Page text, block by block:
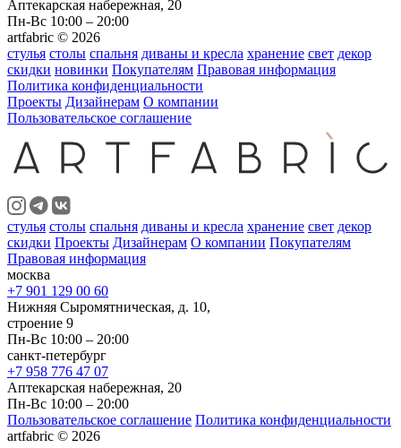
Аптекарская набережная, 20
Пн-Вс 10:00 – 20:00
artfabric © 2026
стулья столы спальня диваны и кресла хранение свет декор
скидки новинки Покупателям Правовая информация
Политика конфиденциальности
Проекты Дизайнерам О компании
Пользовательское соглашение
стулья столы спальня диваны и кресла хранение свет декор
скидки Проекты Дизайнерам О компании Покупателям
Правовая информация
москва
+7 901 129 00 60
Нижняя Сыромятническая, д. 10,
строение 9
Пн-Вс 10:00 – 20:00
санкт-петербург
+7 958 776 47 07
Аптекарская набережная, 20
Пн-Вс 10:00 – 20:00
Пользовательское соглашение Политика конфиденциальности
artfabric © 2026